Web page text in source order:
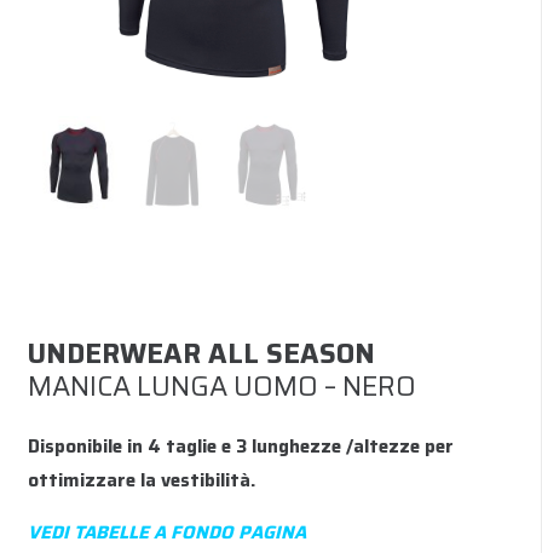
UNDERWEAR ALL SEASON
MANICA LUNGA UOMO – NERO
Disponibile in 4 taglie e 3 lunghezze /altezze per
ottimizzare la vestibilità.
VEDI TABELLE A FONDO PAGINA